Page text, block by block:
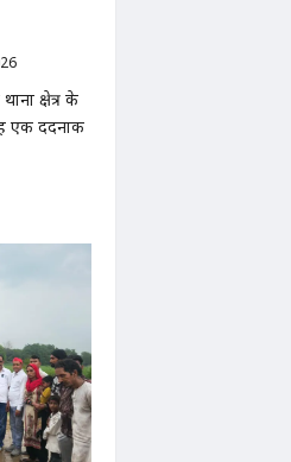
क्षेत्र के
एक दर्दनाक